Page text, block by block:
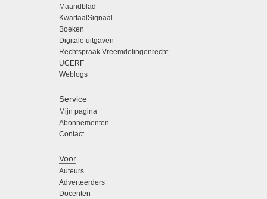
Maandblad
KwartaalSignaal
Boeken
Digitale uitgaven
Rechtspraak Vreemdelingenrecht
UCERF
Weblogs
Service
Mijn pagina
Abonnementen
Contact
Voor
Auteurs
Adverteerders
Docenten